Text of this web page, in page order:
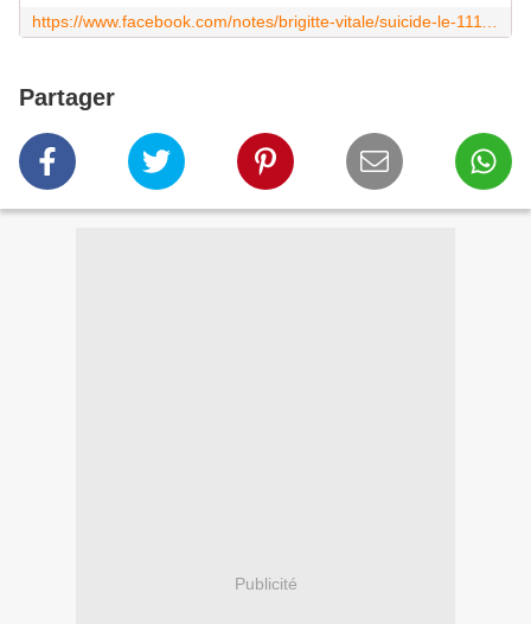
Partager
Publicité